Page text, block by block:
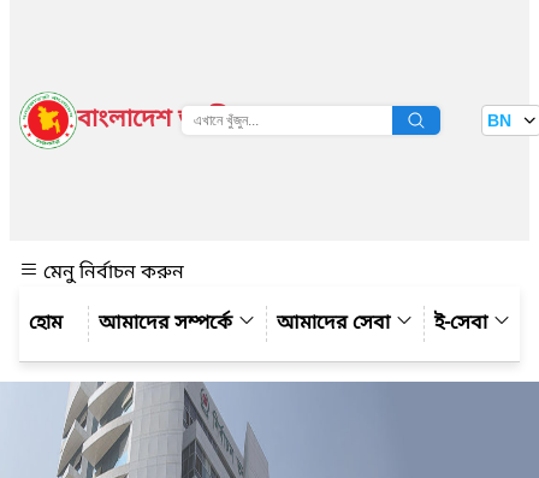
বাংলাদেশ জাতীয় তথ্য বাতায়ন BN
মেনু নির্বাচন করুন
আমাদের সম্পর্কে
আমাদের সেবা ই-সেবা